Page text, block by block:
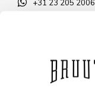
+31 23 205 2006
OPENINGSTIJDEN